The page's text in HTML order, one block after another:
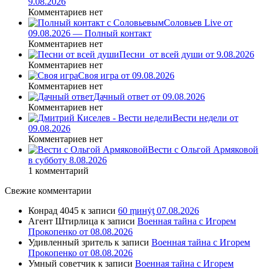
Комментариев нет
Соловьев Live от
09.08.2026 — Полный контакт
Комментариев нет
Песни_от всей души от 9.08.2026
Комментариев нет
Своя игра от 09.08.2026
Комментариев нет
Дачный ответ от 09.08.2026
Комментариев нет
Вести недели от
09.08.2026
Комментариев нет
Вести с Ольгой Армяковой
в субботу 8.08.2026
1 комментарий
Свежие комментарии
Конрад 4045 к записи 60 ṃинẏƫ 07.08.2026
Агент Штирлица к записи Военная тайна с Игорем
Прокопенко от 08.08.2026
Удивленный зритель к записи Военная тайна с Игорем
Прокопенко от 08.08.2026
Умный советчик к записи Военная тайна с Игорем